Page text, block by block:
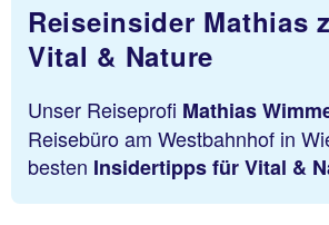
Reiseinsider Mathias
Vital & Nature
Unser Reiseprofi Mathias
Reisebüro am Westbahnhof in
besten Insidertipps für Vital &